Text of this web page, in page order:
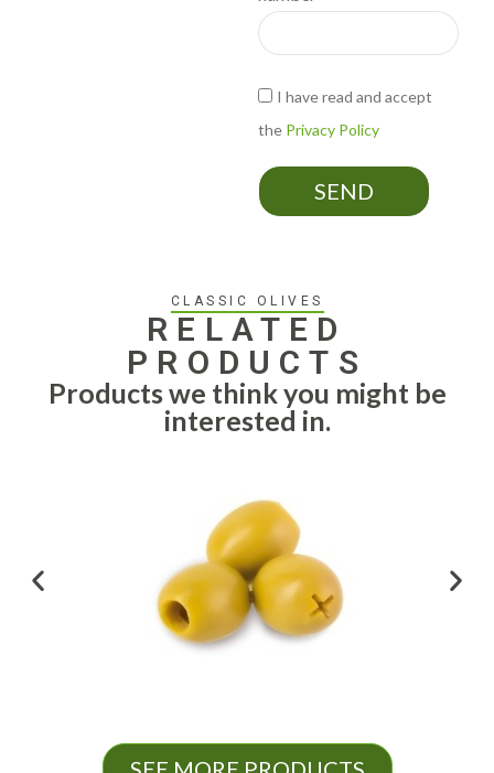
I have read and accept
the Privacy Policy
SEND
CLASSIC OLIVES
RELATED
PRODUCTS
Products we think you might be
interested in.